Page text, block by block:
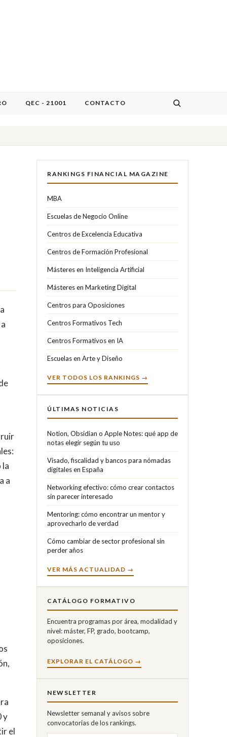
QEC - 21001 CONTACTO
la
a
y
el
RANKINGS FINANCIAL MAGAZINE
MBA
Escuelas de Negocio Online
Centros de Excelencia Educativa
Centros de Formación Profesional
Másteres en Inteligencia Artificial
Másteres en Marketing Digital
Centros para Oposiciones
Centros Formativos Tech
Centros Formativos en IA
Escuelas en Arte y Diseño
VER TODOS LOS RANKINGS →
ÚLTIMAS NOTICIAS
Notion, Obsidian o Apple Notes: qué app de
notas elegir según tu uso
Visado, fiscalidad y bancos para nómadas
digitales en España
Networking efectivo: cómo crear contactos
sin parecer interesado
Mentoring: cómo encontrar un mentor y
aprovecharlo de verdad
Cómo cambiar de sector profesional sin
perder años
VER MÁS ACTUALIDAD →
CATÁLOGO FORMATIVO
Encuentra programas por área, modalidad y
nivel: máster, FP, grado, bootcamp,
oposiciones.
EXPLORAR EL CATÁLOGO →
NEWSLETTER
Newsletter semanal y avisos sobre
convocatorias de los rankings.